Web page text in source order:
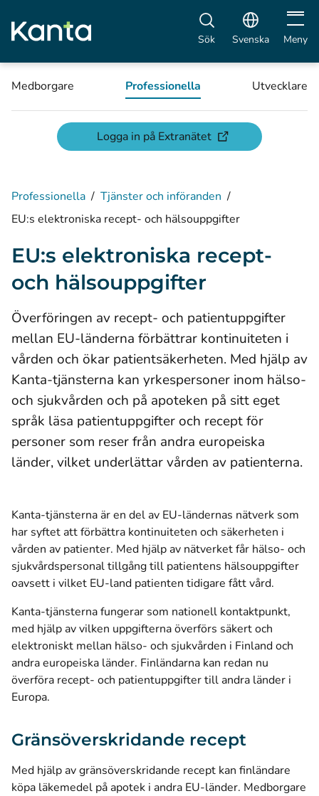
Sök Svenska Öppna
Meny
Medborgare Professionella Utvecklare
Logga in på Extranätet(öppnas i ett nytt
Professionella / Tjänster och införanden /
EU:s elektroniska recept- och hälsouppgifter
EU:s elektroniska recept-
och hälsouppgifter
Överföringen av recept- och patientuppgifter
mellan EU-länderna förbättrar kontinuiteten i
vården och ökar patientsäkerheten. Med hjälp av
Kanta-tjänsterna kan yrkespersoner inom hälso-
och sjukvården och på apoteken på sitt eget
språk läsa patientuppgifter och recept för
personer som reser från andra europeiska
länder, vilket underlättar vården av patienterna.
Kanta-tjänsterna är en del av EU-ländernas nätverk som
har syftet att förbättra kontinuiteten och säkerheten i
vården av patienter. Med hjälp av nätverket får hälso- och
sjukvårdspersonal tillgång till patientens hälsouppgifter
oavsett i vilket EU-land patienten tidigare fått vård.
Kanta-tjänsterna fungerar som nationell kontaktpunkt,
med hjälp av vilken uppgifterna överförs säkert och
elektroniskt mellan hälso- och sjukvården i Finland och
andra europeiska länder. Finländarna kan redan nu
överföra recept- och patientuppgifter till andra länder i
Europa.
Gränsöverskridande recept
Med hjälp av gränsöverskridande recept kan finländare
köpa läkemedel på apotek i andra EU-länder. Medborgare